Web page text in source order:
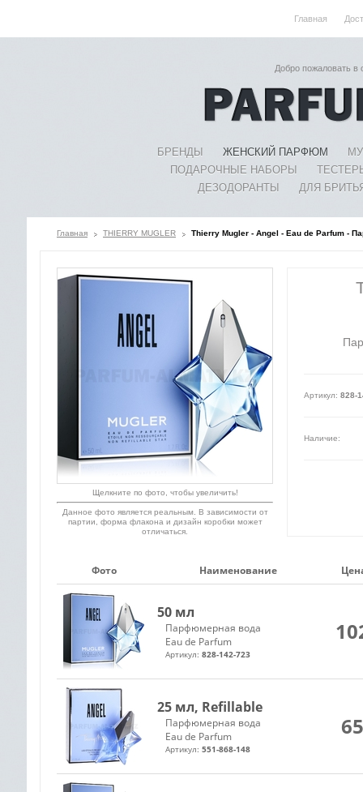
Главная
Добро пожаловать
БРЕНДЫ ЖЕНСКИЙ ПАРФЮМ
ПОДАРОЧНЫЕ НАБОРЫ
ДЕЗОДОРАНТЫ
ДЛЯ
Главная THIERRY MUGLER Thierry Mugler - Angel - Eau de Parfum -
Артикул: 828-
Наличие:
Щелкните по фото, чтобы увеличить!
Данное фото является реальным. В зависимости от
партии, форма флакона и дизайн коробки может
отличаться.
Фото Наименование
50 мл
Парфюмерная вода
Eau de Parfum
Артикул: 828-142-723
25 мл, Refillable
Парфюмерная вода
Eau de Parfum
Артикул: 551-868-148